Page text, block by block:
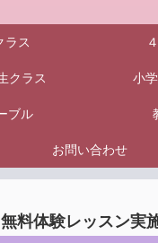
ラス
クラス 小
ブル
お問い合わせ
無料体験レッスン実